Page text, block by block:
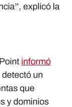
explicó la
informó
un
que
y dominios